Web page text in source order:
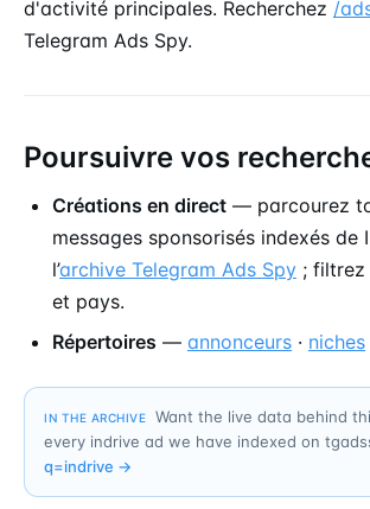
d'activité principales. Recherchez /
Telegram Ads Spy.
Poursuivre vos
Créations en direct — parcourez
messages sponsorisés indexés de
l’archive Telegram Ads Spy ;
et pays.
Répertoires — annonceurs · niches
IN THE ARCHIVE
Want the live data behind
every indrive ad we have indexed on
q=indrive →